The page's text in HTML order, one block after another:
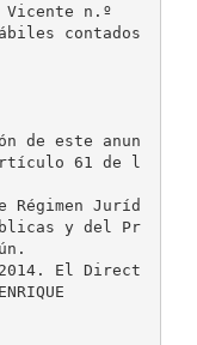
Vicente n.º
contados
de este anun
61 de l
Régimen Juríd
y del Pr
El Direct